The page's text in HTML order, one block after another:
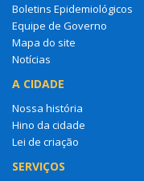
Boletins Epidemiológicos
Equipe de Governo
Mapa do site
Notícias
A CIDADE
Nossa história
Hino da cidade
Lei de criação
SERVIÇOS